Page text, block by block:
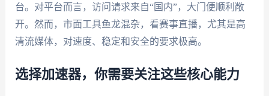
台。对平台而言，访问请求来自“国内”，大门便顺利敞
开。然而，市面工具鱼龙混杂，看赛事直播，尤其是高
清流媒体，对速度、稳定和安全的要求极高。
选择加速器，你需要关注这些核心能力